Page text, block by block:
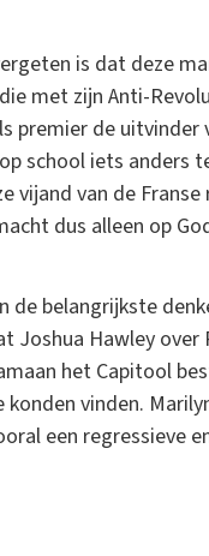
is dat deze
met zijn Anti-
premier de
school iets anders
vijand van de
dus alleen op
de belangrijkste
Joshua Hawley
het Capitool
vinden.
een regressieve